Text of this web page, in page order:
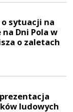
o sytuacji na
Dni Pola w
o zaletach
ludowych